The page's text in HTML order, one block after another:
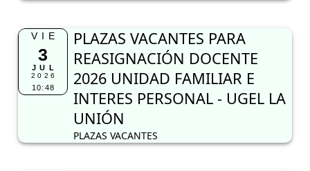
VIE
3
JUL
2026
10:48
PLAZAS VACANTES PARA
REASIGNACIÓN DOCENTE
2026 UNIDAD FAMILIAR E
INTERES PERSONAL - UGEL LA
UNIÓN
PLAZAS VACANTES